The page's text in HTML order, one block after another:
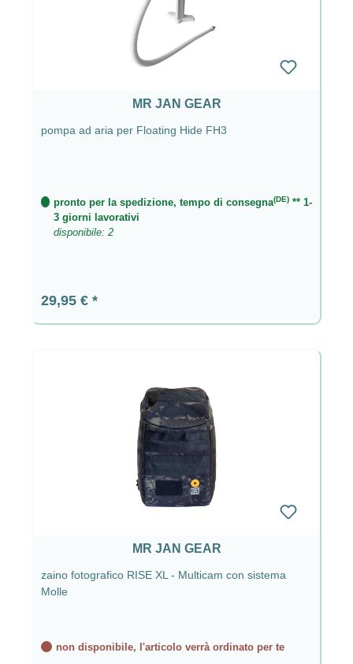
MR JAN GEAR
pompa ad aria per Floating Hide FH3
pronto per la spedizione, tempo di consegna(DE)** 1-
3 giorni lavorativi
disponibile: 2
Prezzo normale:
29,95 €
MR JAN GEAR
zaino fotografico RISE XL - Multicam con sistema
Molle
non disponibile, l'articolo verrà ordinato per te